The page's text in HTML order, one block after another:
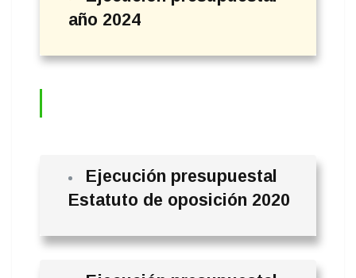
año 2024
Ejecución presupuestal
Estatuto de oposición 2020